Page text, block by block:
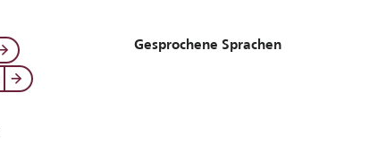
Gesprochene Sprachen
Gesprochene Sprachen